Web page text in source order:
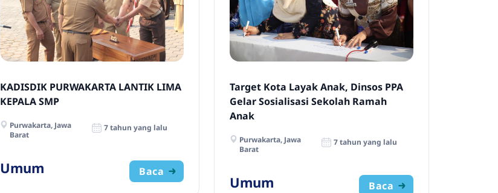
KADISDIK PURWAKARTA LANTIK LIMA
KEPALA SMP
Purwakarta, Jawa
Barat
7 tahun yang lalu
Umum Baca
Target Kota Layak Anak, Dinsos PPA
Gelar Sosialisasi Sekolah Ramah
Anak
Purwakarta, Jawa
Barat
7 tahun yang lalu
Umum Baca